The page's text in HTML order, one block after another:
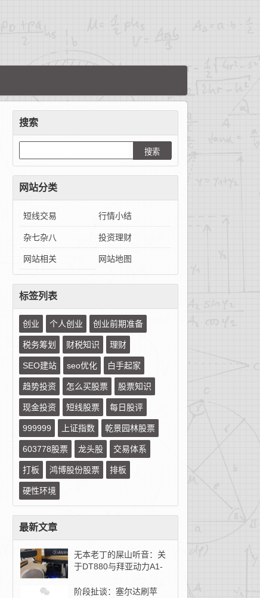
搜索
网站分类
短线交易 行情小结
杂七杂八 投资理财
网站相关 网站地图
标签列表
创业 个人创业 创业前期准备
税务筹划 财税知识 理财
SEO建站 seo优化 白手起家
趋势投资 怎么买股票 股票知识
现金投资 短线股票 每日股评
999999 上证指数 乾景园林股票
603778股票 龙头股 交易体系
打板 鸿博股份股票 排板
硬性环境
最新文章
无本老丁的屎山听音：关
于DT880与拜亚动力A1-
阶段扯谈：塞尔达刷苹